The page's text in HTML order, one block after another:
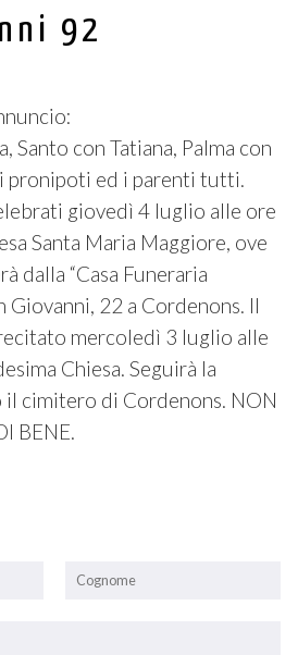
92
Santo con Tatiana, Palma con
pronipoti ed i parenti tutti.
giovedì 4 luglio alle ore
Santa Maria Maggiore, ove
dalla “Casa Funeraria
Giovanni, 22 a Cordenons. Il
mercoledì 3 luglio alle
Chiesa. Seguirà la
cimitero di Cordenons. NON
BENE.